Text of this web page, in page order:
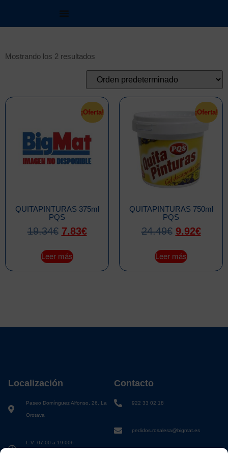
Mostrando los 2 resultados
¡Oferta!
QUITAPINTURAS 375ml
PQS
19.34€ 7.83€
Leer más
¡Oferta!
QUITAPINTURAS 750ml
PQS
24.49€ 9.92€
Leer más
Localización
Paseo Domínguez Alfonso, 26. La
Orotava
L-V: 07:00 a 19:00h
Contacto
922 33 02 18
pedidos.rosalesa@bigmat.es